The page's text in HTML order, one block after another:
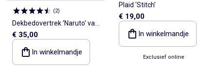
(2)
Dekbedovertrek 'Naruto' van
katoen 240x220cm
€ 35,00
In winkelmandje
Plaid 'Stitch'
€ 19,00
In winkelmandje
Exclusief online